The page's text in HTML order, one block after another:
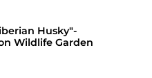
Husky"-
Wildlife Garden